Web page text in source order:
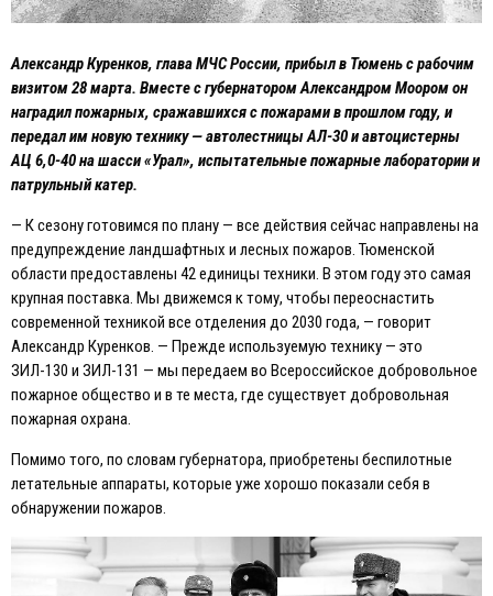
Александр Куренков, глава МЧС России, прибыл в Тюмень с рабочим
визитом 28 марта. Вместе с губернатором Александром Моором он
наградил пожарных, сражавшихся с пожарами в прошлом году, и
передал им новую технику — автолестницы АЛ-30 и автоцистерны
АЦ 6,0-40 на шасси «Урал», испытательные пожарные лаборатории и
патрульный катер.
— К сезону готовимся по плану — все действия сейчас направлены на
предупреждение ландшафтных и лесных пожаров. Тюменской
области предоставлены 42 единицы техники. В этом году это самая
крупная поставка. Мы движемся к тому, чтобы переоснастить
современной техникой все отделения до 2030 года, — говорит
Александр Куренков. — Прежде используемую технику — это
ЗИЛ-130 и ЗИЛ-131 — мы передаем во Всероссийское добровольное
пожарное общество и в те места, где существует добровольная
пожарная охрана.
Помимо того, по словам губернатора, приобретены беспилотные
летательные аппараты, которые уже хорошо показали себя в
обнаружении пожаров.